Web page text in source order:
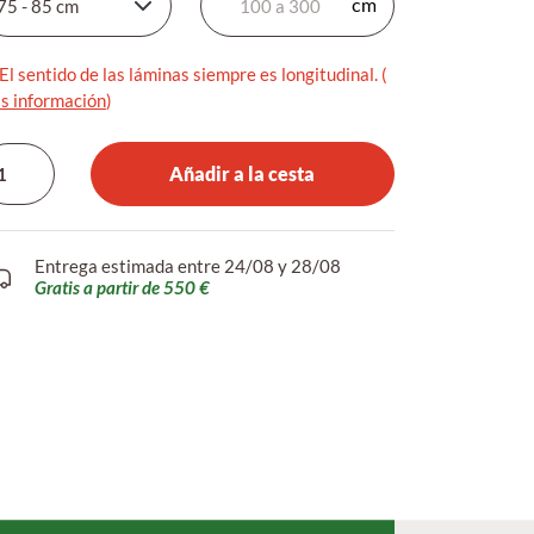
sentido de las láminas siempre es longitudinal. (
información)
Añadir a la cesta
Entrega estimada entre 24/08 y 28/08
Gratis a partir de 550 €